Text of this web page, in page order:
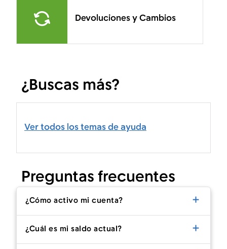
Devoluciones y Cambios
¿Buscas más?
Ver todos los temas de ayuda
Preguntas frecuentes
¿Cómo activo mi cuenta?
¿Cuál es mi saldo actual?